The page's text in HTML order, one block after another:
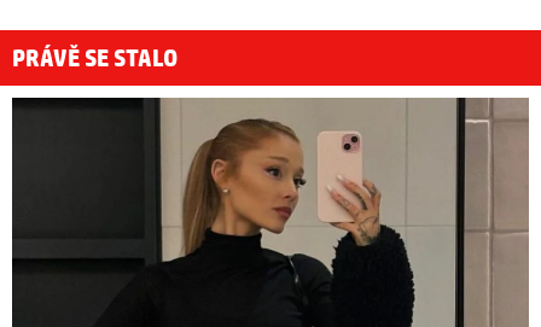
PRÁVĚ SE STALO